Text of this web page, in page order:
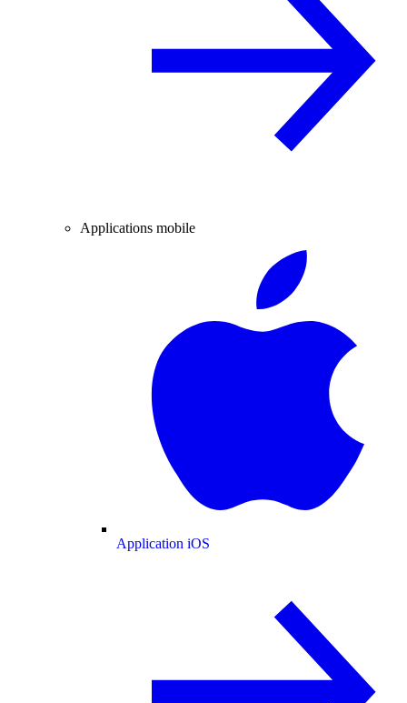
Applications mobile
Application iOS